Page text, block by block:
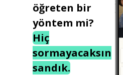
öğreten bir
yöntem mi?
Hiç
sormayacaksın
sandık.